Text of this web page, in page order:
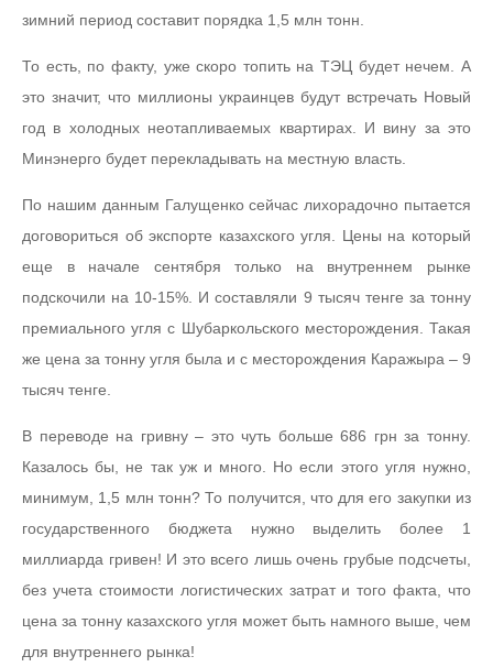
зимний период составит порядка 1,5 млн тонн.
То есть, по факту, уже скоро топить на ТЭЦ будет нечем. А
это значит, что миллионы украинцев будут встречать Новый
год в холодных неотапливаемых квартирах. И вину за это
Минэнерго будет перекладывать на местную власть.
По нашим данным Галущенко сейчас лихорадочно пытается
договориться об экспорте казахского угля. Цены на который
еще в начале сентября только на внутреннем рынке
подскочили на 10-15%. И составляли 9 тысяч тенге за тонну
премиального угля с Шубаркольского месторождения. Такая
же цена за тонну угля была и с месторождения Каражыра – 9
тысяч тенге.
В переводе на гривну – это чуть больше 686 грн за тонну.
Казалось бы, не так уж и много. Но если этого угля нужно,
минимум, 1,5 млн тонн? То получится, что для его закупки из
государственного бюджета нужно выделить более 1
миллиарда гривен! И это всего лишь очень грубые подсчеты,
без учета стоимости логистических затрат и того факта, что
цена за тонну казахского угля может быть намного выше, чем
для внутреннего рынка!